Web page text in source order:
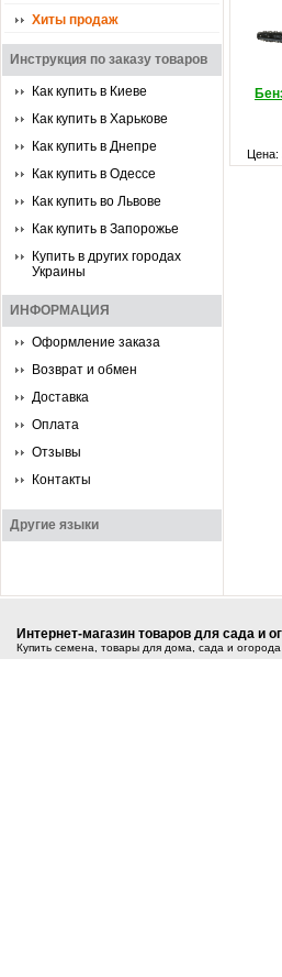
Хиты продаж
Инструкция по заказу товаров
Как купить в Киеве
Как купить в Харькове
Как купить в Днепре
Как купить в Одессе
Как купить во Львове
Как купить в Запорожье
Купить в других городах
Украины
ИНФОРМАЦИЯ
Оформление заказа
Возврат и обмен
Доставка
Оплата
Отзывы
Контакты
Другие языки
Цена:
Интернет-магазин товаров для сада и
Купить семена, товары для дома, сада и